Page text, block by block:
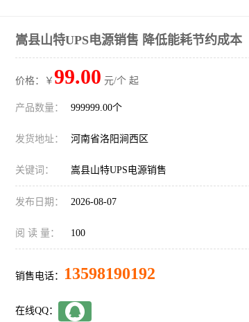
嵩县山特UPS电源销售 降低能耗节约成本
价格：￥ 99.00 元/个 起
产品数量： 999999.00个
发货地址： 河南省洛阳涧西区
关键词： 嵩县山特UPS电源销售
发布日期： 2026-08-07
阅 读 量： 100
销售电话： 13598190192
在线QQ：